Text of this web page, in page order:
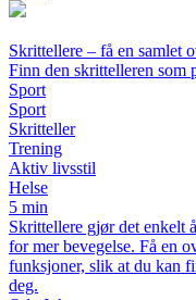
Skrittellere – få en samlet
Finn den skrittelleren som
Sport
Sport
Skritteller
Trening
Aktiv livsstil
Helse
5 min
Skrittellere gjør det enkelt
for mer bevegelse. Få en
funksjoner, slik at du kan
deg.